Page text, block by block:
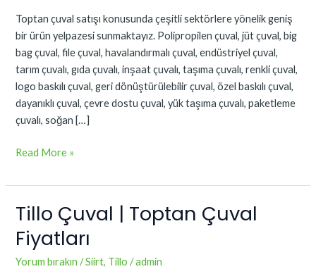
Toptan çuval satışı konusunda çeşitli sektörlere yönelik geniş
bir ürün yelpazesi sunmaktayız. Polipropilen çuval, jüt çuval, big
bag çuval, file çuval, havalandırmalı çuval, endüstriyel çuval,
tarım çuvalı, gıda çuvalı, inşaat çuvalı, taşıma çuvalı, renkli çuval,
logo baskılı çuval, geri dönüştürülebilir çuval, özel baskılı çuval,
dayanıklı çuval, çevre dostu çuval, yük taşıma çuvalı, paketleme
çuvalı, soğan […]
Fiyatları
Read More »
Tillo Çuval | Toptan Çuval
Fiyatları
Yorum bırakın /Siirt, Tillo /admin
Tillo
|
Toptan